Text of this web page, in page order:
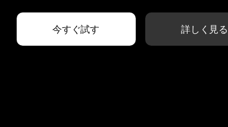
今すぐ試す 詳しく見る